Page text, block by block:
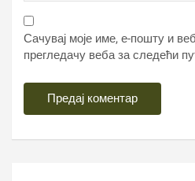
Сачувај моје име, е-пошту и
прегледачу веба за следећи